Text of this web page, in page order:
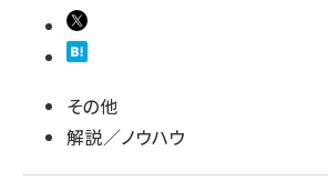
その他
解説／ノウハウ